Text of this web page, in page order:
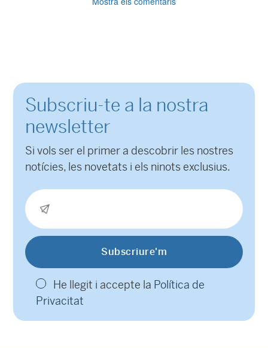
Subscriu-te a la nostra
newsletter
Si vols ser el primer a descobrir les nostres
notícies, les novetats i els ninots exclusius.
He llegit i accepte la Política de
Privacitat